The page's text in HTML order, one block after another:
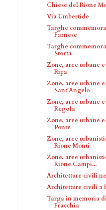
Chiese del Rione
Via Umbertide
Targhe
Farnese
Targhe
Storta
Zone, aree urbane
Ripa
Zone, aree urbane
Sant'Angelo
Zone, aree urbane
Regola
Zone, aree urbane
Ponte
Zone, aree
Rione Monti
Zone, aree
Rione Campi...
Architetture civili
Architetture civili a
Targa in memoria
Fracchia